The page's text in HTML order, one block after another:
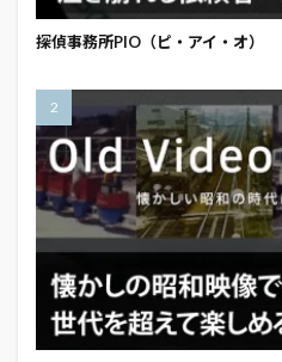
探偵事務所PIO（ピ・アイ・オ）